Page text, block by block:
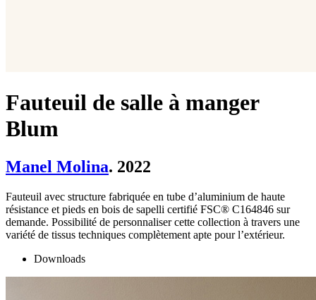
Fauteuil de salle à manger
Blum
Manel Molina. 2022
Fauteuil avec structure fabriquée en tube d’aluminium de haute
résistance et pieds en bois de sapelli certifié FSC® C164846 sur
demande. Possibilité de personnaliser cette collection à travers une
variété de tissus techniques complètement apte pour l’extérieur.
Downloads